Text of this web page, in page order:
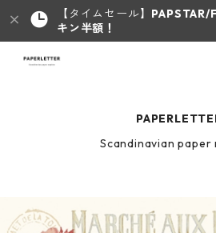
【タイムセール】 PAPSTAR/
キン半額！
Scandinavian paper